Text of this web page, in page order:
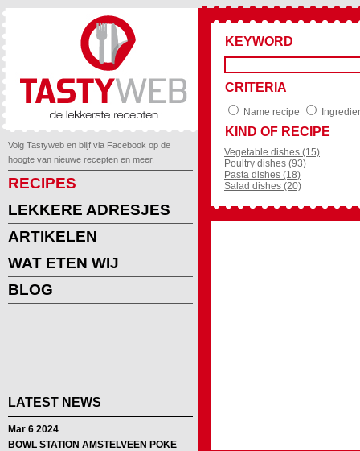
Volg Tastyweb en blijf via Facebook op de
hoogte van nieuwe recepten en meer.
RECIPES
LEKKERE ADRESJES
ARTIKELEN
WAT ETEN WIJ
BLOG
LATEST NEWS
Mar 6 2024
BOWL STATION AMSTELVEEN POKE
KEYWORD
CRITERIA
Name recipe
KIND OF RECIPE
Vegetable dishes (15)
Poultry dishes (93)
Pasta dishes (18)
Salad dishes (20)